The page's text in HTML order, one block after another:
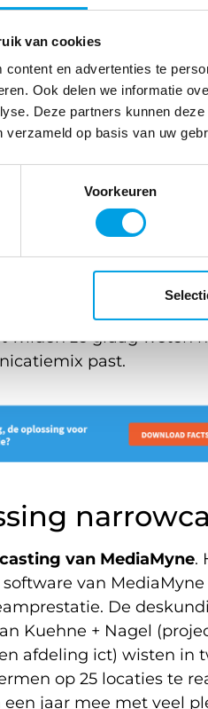
van cookies
content en advertenties te
Ook delen we informatie
Deze partners kunnen
verzameld op basis van uw
Voorkeuren
Tjan en
gaven een
van de interne
die narrowcasting
de content verzorgen en
in het
ervaren Caroline Tjan
waren vooral
en het nut van
van de implementatie
wilden ze graag weten
past.
van MediaMyne.
van MediaMyne
De
Kuehne + Nagel
afdeling ict) wisten in
op 25 locaties te
jaar mee met veel